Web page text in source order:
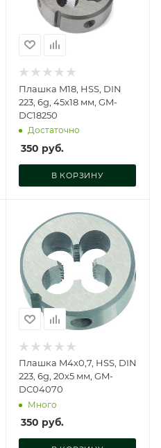
Плашка M18, HSS, DIN
223, 6g, 45x18 мм, GM-
DC18250
Достаточно
350 руб.
В КОРЗИНУ
Плашка M4x0,7, HSS, DIN
223, 6g, 20x5 мм, GM-
DC04070
Много
350 руб.